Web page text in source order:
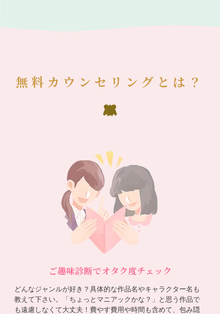
無料カウンセリングとは？
ご趣味診断でオタク度チェック
どんなジャンルが好き？具体的な作品名やキャラクター名も
教えて下さい。「ちょっとマニアックかな？」と思う作品で
も遠慮しなくて大丈夫！費やす費用や時間も含めて、包み隠